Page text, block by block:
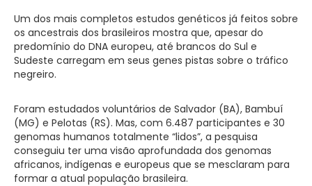
Um dos mais completos estudos genéticos já feitos sobre
os ancestrais dos brasileiros mostra que, apesar do
predomínio do DNA europeu, até brancos do Sul e
Sudeste carregam em seus genes pistas sobre o tráfico
negreiro.
Foram estudados voluntários de Salvador (BA), Bambuí
(MG) e Pelotas (RS). Mas, com 6.487 participantes e 30
genomas humanos totalmente “lidos”, a pesquisa
conseguiu ter uma visão aprofundada dos genomas
africanos, indígenas e europeus que se mesclaram para
formar a atual população brasileira.